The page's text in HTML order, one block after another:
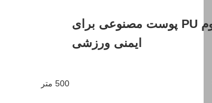
پوست دستکش پرفیوم PU پوست مصنوعی برای
ایمنی ورزشی
500 متر